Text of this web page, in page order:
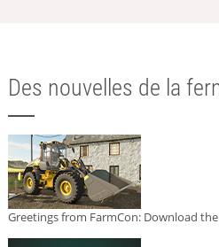
Des nouvelles de la
Greetings from FarmCon: Download